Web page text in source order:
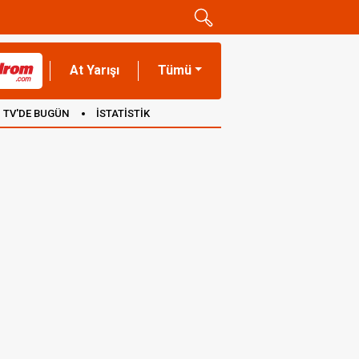
At Yarışı Tümü
TV'DE BUGÜN İSTATİSTİK